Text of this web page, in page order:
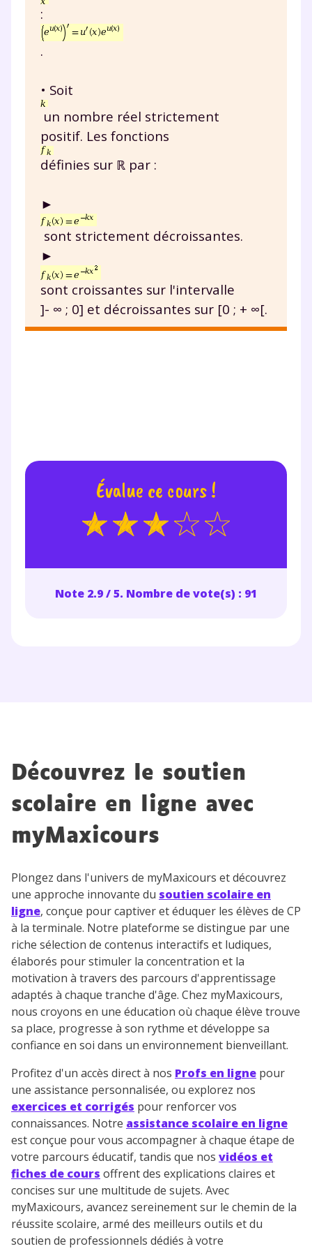
:
.
• Soit
un nombre réel strictement
positif. Les fonctions
définies sur ℝ par :
►
sont strictement décroissantes.
►
sont croissantes sur l'intervalle
]- ∞ ; 0] et décroissantes sur [0 ; + ∞[.
Évalue ce cours !
Note 2.9 / 5. Nombre de vote(s) : 91
Découvrez le soutien
scolaire en ligne avec
myMaxicours
Plongez dans l'univers de myMaxicours et découvrez
une approche innovante du soutien scolaire en
ligne, conçue pour captiver et éduquer les élèves de CP
à la terminale. Notre plateforme se distingue par une
riche sélection de contenus interactifs et ludiques,
élaborés pour stimuler la concentration et la
motivation à travers des parcours d'apprentissage
adaptés à chaque tranche d'âge. Chez myMaxicours,
nous croyons en une éducation où chaque élève trouve
sa place, progresse à son rythme et développe sa
confiance en soi dans un environnement bienveillant.
Profitez d'un accès direct à nos Profs en ligne pour
une assistance personnalisée, ou explorez nos
exercices et corrigés pour renforcer vos
connaissances. Notre assistance scolaire en ligne
est conçue pour vous accompagner à chaque étape de
votre parcours éducatif, tandis que nos vidéos et
fiches de cours offrent des explications claires et
concises sur une multitude de sujets. Avec
myMaxicours, avancez sereinement sur le chemin de la
réussite scolaire, armé des meilleurs outils et du
soutien de professionnels dédiés à votre